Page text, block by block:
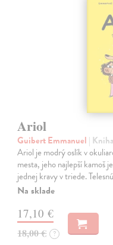
Ariol
Guibert Emmanuel | Kniha
Ariol je modrý oslík v
mesta, jeho najlepší kamoš
jednej kravy v triede.
Na sklade
17,10 €
18,00 € ?